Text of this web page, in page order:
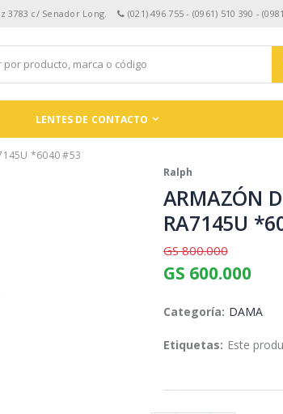
3783 c/ Senador Long. (021) 496 755 - (0961) 510 390 -
LENTES DE CONTACTO
*6040 #53
Ralph
ARMAZÓN
RA7145U
GS 800.000
GS 600.000
Categoría: DAMA
Etiquetas: Este